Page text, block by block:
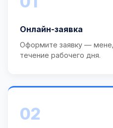
Онлайн-заявка
Оформите заявку —
течение рабочего дня.
02